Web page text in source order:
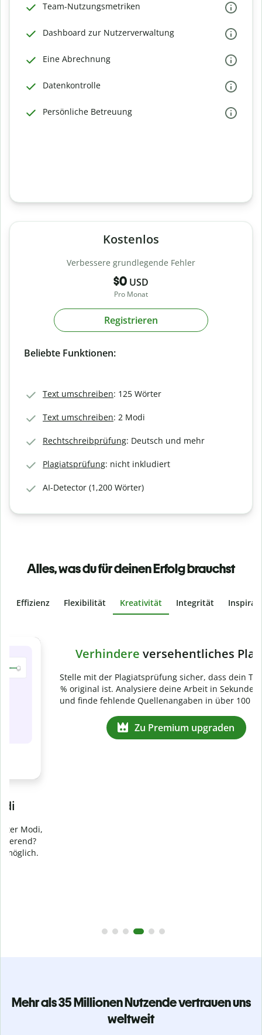
Team-Nutzungsmetriken
Dashboard zur Nutzerverwaltung
Eine Abrechnung
Datenkontrolle
Persönliche Betreuung
Kostenlos
Verbessere grundlegende Fehler
$0 USD
Pro Monat
Registrieren
Beliebte Funktionen:
Text umschreiben: 125 Wörter
Text umschreiben: 2 Modi
Rechtschreibprüfung: Deutsch und mehr
Plagiatsprüfung: nicht inkludiert
AI-Detector (1,200 Wörter)
Alles, was du für deinen Erfolg brauchst
Effizienz Flexibilität Kreativität Integrität
Slide 4 of 6
Stelle mit der Plagiatsprüfung sicher, dass dein Text zu 100
% original ist. Analysiere deine Arbeit in Sekundenschnelle
und finde fehlende Quellenangaben in über 100 Sprachen.
Mehr als 35 Millionen Nutzende vertrauen uns
weltweit